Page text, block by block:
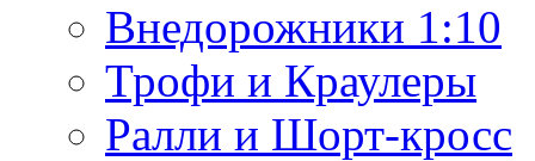
Внедорожники 1:10
Трофи и Краулеры
Ралли и Шорт-кросс